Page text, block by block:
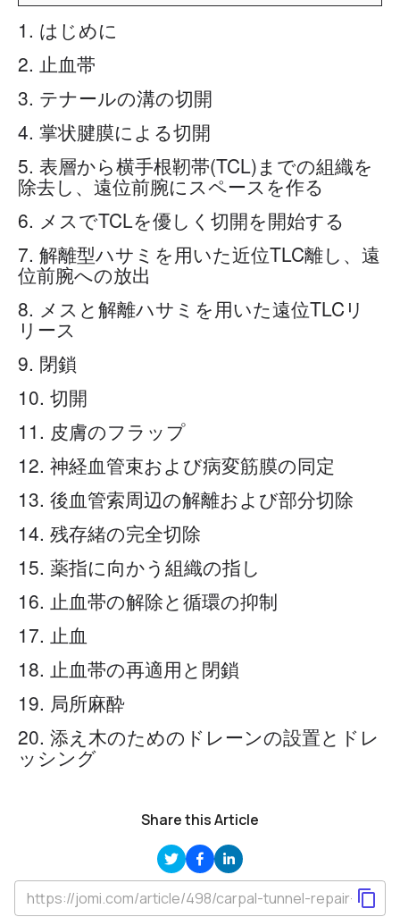
1. はじめに
2. 止血帯
3. テナールの溝の切開
4. 掌状腱膜による切開
5. 表層から横手根靭帯(TCL)までの組織を
除去し、遠位前腕にスペースを作る
6. メスでTCLを優しく切開を開始する
7. 解離型ハサミを用いた近位TLC離し、遠
位前腕への放出
8. メスと解離ハサミを用いた遠位TLCリ
リース
9. 閉鎖
10. 切開
11. 皮膚のフラップ
12. 神経血管束および病変筋膜の同定
13. 後血管索周辺の解離および部分切除
14. 残存緒の完全切除
15. 薬指に向かう組織の指し
16. 止血帯の解除と循環の抑制
17. 止血
18. 止血帯の再適用と閉鎖
19. 局所麻酔
20. 添え木のためのドレーンの設置とドレ
ッシング
Share this Article